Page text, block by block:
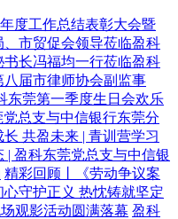
度工作总结表彰大会暨
、市贸促会领导莅临盈科
书长冯福均一行莅临盈科
届市律师协会副监事
东莞第一季度生日会欢乐
总支与中信银行东莞分
长 共盈未来 | 青训营学习
| 盈科东莞党总支与中信银
精彩回顾丨《劳动争议案
心守护正义 热忱铸就坚定
观影活动圆满落幕 盈科